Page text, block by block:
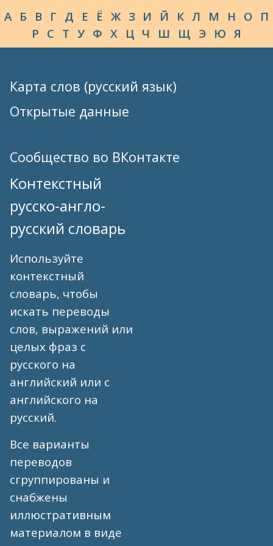
А Б В Г Д Е Ё Ж З И Й К Л М Н О П
Р С Т У Ф Х Ц Ч Ш Щ Э Ю Я
Карта слов (русский язык)
Открытые данные
Сообщество во ВКонтакте
Контекстный
русско-англо-
русский словарь
Используйте
контекстный
словарь, чтобы
искать переводы
слов, выражений или
целых фраз с
русского на
английский или с
английского на
русский.
Все варианты
переводов
сгруппированы и
снабжены
иллюстративным
материалом в виде